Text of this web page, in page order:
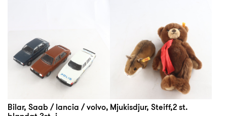
Bilar, Saab / lancia / volvo, Mjukisdjur, Steiff,2 st.